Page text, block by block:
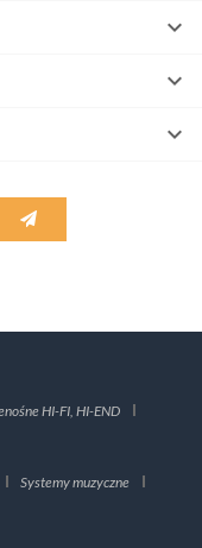



HI-FI, HI-END
Systemy muzyczne